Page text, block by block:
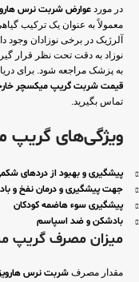
در مورد عوارض شربت نرس
معمولاً به عنوان یک ترکیب
آلرژیک در برخی نوزادان
نوزاد به دقت تحت نظر قرار
به پزشک مراجعه شود. برای
قیمت شربت گریپ میکسچر
تماس بگیرید.
ویژگی‌های گریپ
پیشگیری و بهبود از دردهای
جهت پیشگیری و درمان نفخ و
پیشگیری سوء هاضمه کودکان
بادشکن و ضد اسپاسم
میزان مصرف گریپ
مقدار مصرف شربت نرس